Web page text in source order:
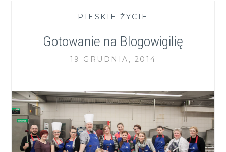
— PIESKIE ŻYCIE —
Gotowanie na Blogowigilię
19 GRUDNIA, 2014